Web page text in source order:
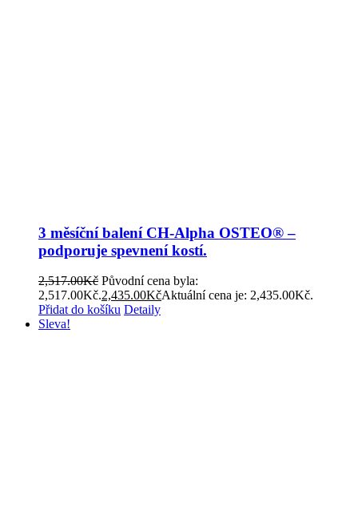
3 měsíční balení CH-Alpha OSTEO® –
podporuje spevnení kostí.
2,517.00Kč Původní cena byla:
2,517.00Kč.2,435.00KčAktuální cena je: 2,435.00Kč.
Přidat do košíku Detaily
Sleva!